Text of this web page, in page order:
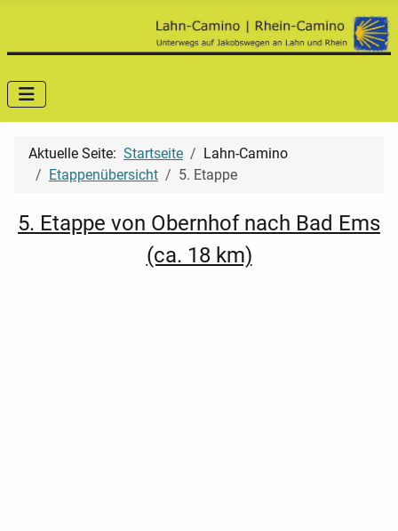
Aktuelle Seite: Startseite
Lahn-Camino
Etappenübersicht
5. Etappe
5. Etappe von Obernhof nach Bad Ems
(ca. 18 km)